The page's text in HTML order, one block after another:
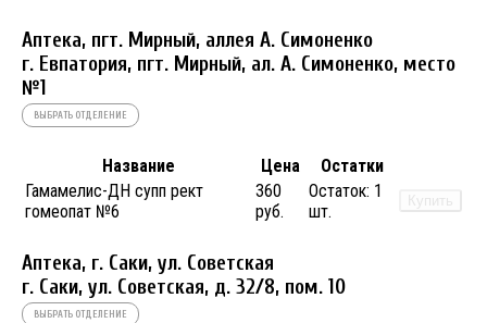
Аптека, пгт. Мирный, аллея А. Симоненко
г. Евпатория, пгт. Мирный, ал. А. Симоненко, место
№1
ВЫБРАТЬ ОТДЕЛЕНИЕ
Название Цена
Остатки
Гамамелис-ДН супп рект
гомеопат №6
360
руб.
Остаток: 1
шт.
Купить
Аптека, г. Саки, ул. Советская
г. Саки, ул. Советская, д. 32/8, пом. 10
ВЫБРАТЬ ОТДЕЛЕНИЕ